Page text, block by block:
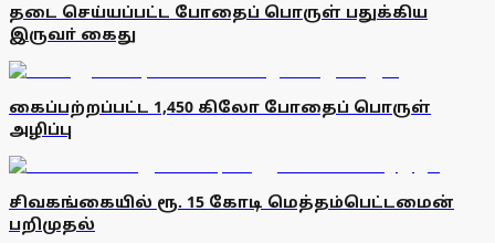
தடை செய்யப்பட்ட போதைப் பொருள் பதுக்கிய
இருவா் கைது
கைப்பற்றப்பட்ட 1,450 கிலோ போதைப் பொருள்
அழிப்பு
சிவகங்கையில் ரூ. 15 கோடி மெத்தம்பெட்டமைன்
பறிமுதல்